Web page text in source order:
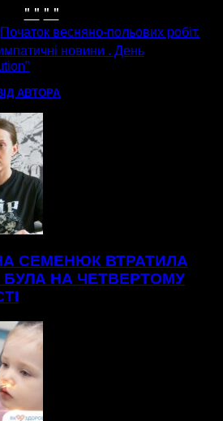
" " " "
Початок весняно-польових робіт.
новини . День
АВТОРА
СЕМЕНЮК ВТРАТИЛА
БУЛА НА ЧЕТВЕРТОМУ